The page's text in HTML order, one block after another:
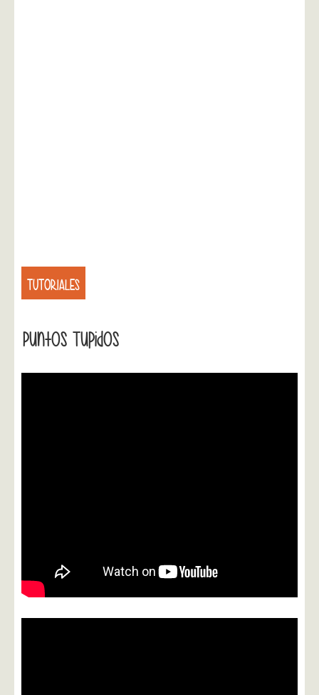
TUTORIALES
Puntos Tupidos